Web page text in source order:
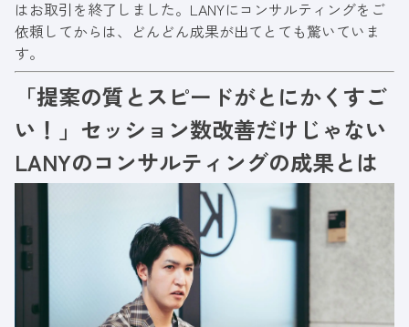
はお取引を終了しました。LANYにコンサルティングをご
依頼してからは、どんどん成果が出てとても驚いていま
す。
「提案の質とスピードがとにかくすご
い！」セッション数改善だけじゃない
LANYのコンサルティングの成果とは